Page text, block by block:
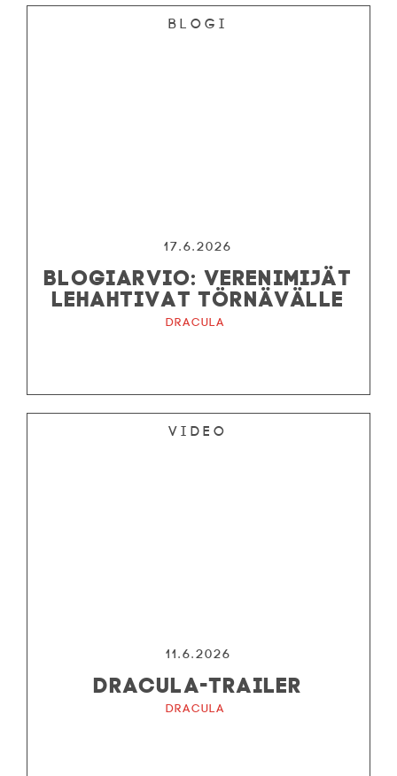
Blogi
17.6.2026
BLOGIARVIO: VERENIMIJÄT
LEHAHTIVAT TÖRNÄVÄLLE
Dracula
Video
11.6.2026
DRACULA-TRAILER
Dracula